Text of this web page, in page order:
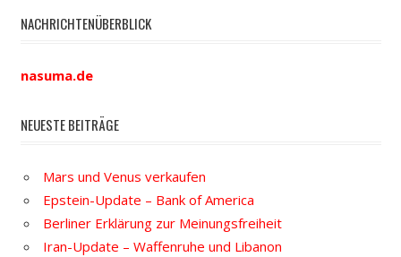
NACHRICHTENÜBERBLICK
nasuma.de
NEUESTE BEITRÄGE
Mars und Venus verkaufen
Epstein-Update – Bank of America
Berliner Erklärung zur Meinungsfreiheit
Iran-Update – Waffenruhe und Libanon